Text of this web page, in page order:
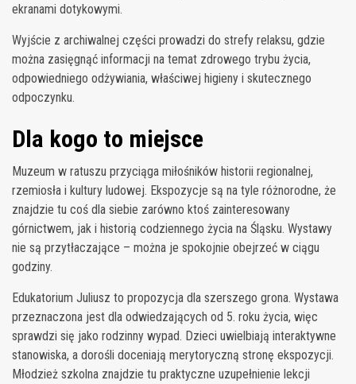
ekranami dotykowymi.
Wyjście z archiwalnej części prowadzi do strefy relaksu, gdzie
można zasięgnąć informacji na temat zdrowego trybu życia,
odpowiedniego odżywiania, właściwej higieny i skutecznego
odpoczynku.
Dla kogo to miejsce
Muzeum w ratuszu przyciąga miłośników historii regionalnej,
rzemiosła i kultury ludowej. Ekspozycje są na tyle różnorodne, że
znajdzie tu coś dla siebie zarówno ktoś zainteresowany
górnictwem, jak i historią codziennego życia na Śląsku. Wystawy
nie są przytłaczające – można je spokojnie obejrzeć w ciągu
godziny.
Edukatorium Juliusz to propozycja dla szerszego grona. Wystawa
przeznaczona jest dla odwiedzających od 5. roku życia, więc
sprawdzi się jako rodzinny wypad. Dzieci uwielbiają interaktywne
stanowiska, a dorośli doceniają merytoryczną stronę ekspozycji.
Młodzież szkolna znajdzie tu praktyczne uzupełnienie lekcji